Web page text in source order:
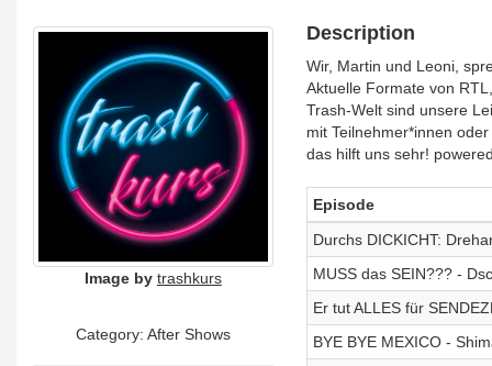
Image by trashkurs
Category: After Shows
Description
Wir, Martin und Leoni,
Aktuelle Formate von
Trash-Welt sind unsere
mit Teilnehmer*innen
das hilft uns sehr!
Episode
Durchs DICKICHT:
MUSS das SEIN??? -
Er tut ALLES für
BYE BYE MEXICO -